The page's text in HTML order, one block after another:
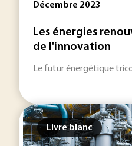
Décembre 2023
Les énergies
de l'innovation
Le futur énergétique
Livre blanc